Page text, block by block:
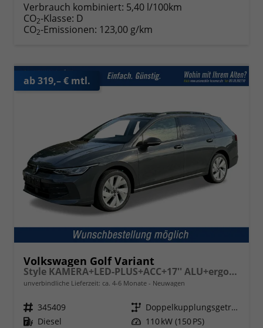
Verbrauch kombiniert: 5,40 l/100km
CO2-Klasse: D
CO2-Emissionen: 123,00 g/km
ab 319,– € mtl.
Volkswagen Golf Variant
Style KAMERA+LED-PLUS+ACC+17'' ALU+ergoActive
unverbindliche Lieferzeit: ca. 4-6 Monate Neuwagen
Fahrzeugnr. 345409 Getriebe
Doppelkupplungsgetriebe (DSG)
Kraftstoff Diesel Leistung 110 kW (150 PS)